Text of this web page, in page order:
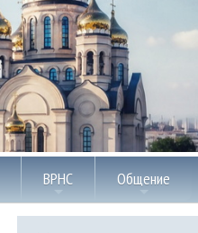
ВРНС Общение